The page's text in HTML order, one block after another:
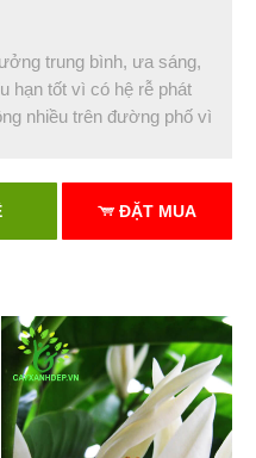
trung bình, ưa sáng,
hạn tốt vì có hệ rễ phát
nhiều trên đường phố vì
ĐẶT MUA